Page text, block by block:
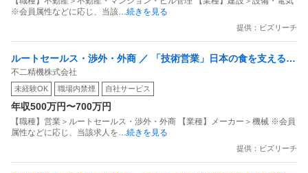
※会員属性などに応じ、当該…続きを見る
提供：ビズリーチ
ルートセールス・渉外・外商 ／ 「技術営業」日本の食を支える食
品機械メンテナンス〜おにぎり製造機器シェア国内9割！想定年収
500万〜700万／賞与6ヶ月分／残業月12h「勤務地選択可」
不二精機株式会社
未経験OK 職場内禁煙 自社サービス
年収500万円〜700万円
【職種】営業＞ルートセールス・渉外・外商 【業種】メーカー＞機械 ※会員
属性などに応じ、当該求人を…続きを見る
提供：ビズリーチ